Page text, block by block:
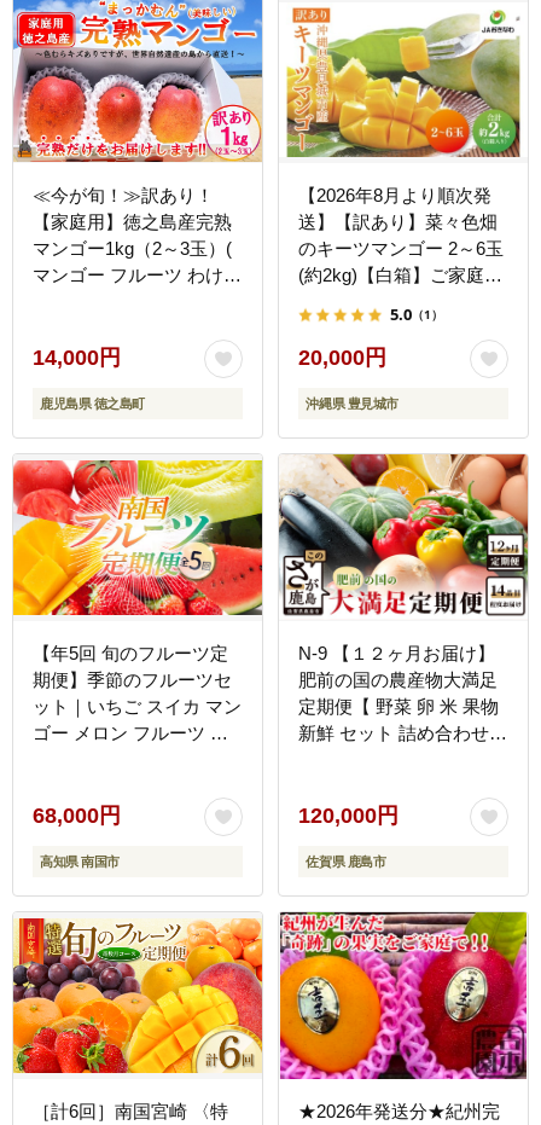
≪今が旬！≫訳あり！
【家庭用】徳之島産完熟
マンゴー1kg（2～3玉）(
マンゴー フルーツ わけあ
産 美味しい とろける 旬
14,000円
鹿児島県 徳之島町
【2026年8月より順次発
送】【訳あり】菜々色畑
のキーツマンゴー 2～6玉
(約2kg)【白箱】ご家庭用
キーツマンゴー マンゴー
キーツ フルーツ 先行予約
果物 くだもの おきなわマ
ンゴー 家庭用 沖縄県 豊
見城市(AE016)
5.0 （1）
20,000円
沖縄県 豊見城市
【年5回 旬のフルーツ定
期便】季節のフルーツセ
ット｜いちご スイカ マン
ゴー メロン フルーツ 定
フルーツ 冬フルーツ くだ
もの 贈答 ギフト 人気 お
すすめ 高知県 南国市
68,000円
高知県 南国市
N-9 【１２ヶ月お届け】
肥前の国の農産物大満足
定期便【 野菜 卵 米 果物
新鮮 セット 詰め合わせ
120,000円
佐賀県 鹿島市
［計6回］南国宮崎 〈特
★2026年発送分★紀州完